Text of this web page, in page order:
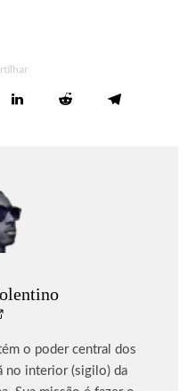
o poder central dos
no interior (sigilo) da